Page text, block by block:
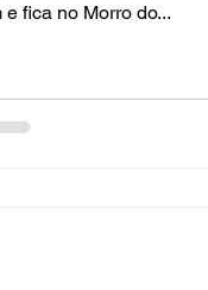
e fica no Morro do...